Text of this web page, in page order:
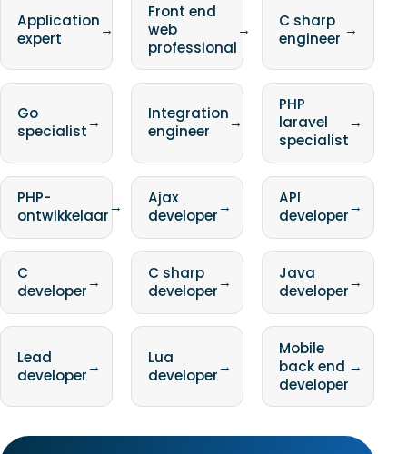
Application
expert
→
Front end
web
professional
→
C sharp
engineer →
Go
specialist→
Integration
engineer
→
PHP
laravel
specialist
→
PHP-
ontwikkelaar→
Ajax
developer→
API
developer→
C
developer→
C sharp
developer→
Java
developer→
Lead
developer→
Lua
developer→
Mobile
back end
developer
→